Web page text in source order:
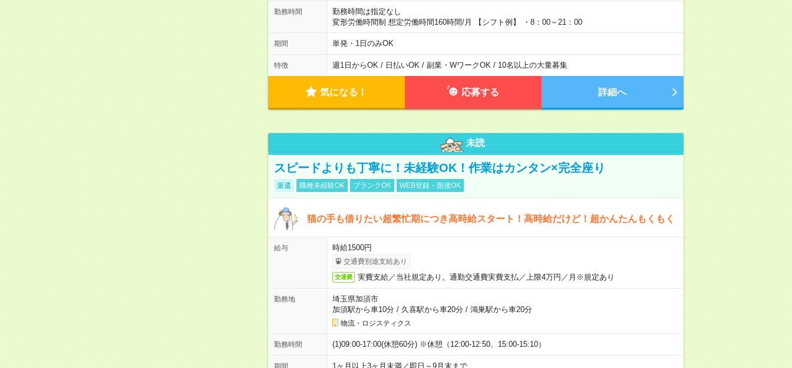
勤務時間
勤務時間は指定なし
変形労働時間制 想定労働時間160時間/月 【シフト例】 ・8：00～21：00
期間 単発・1日のみOK
特徴 週1日からOK / 日払いOK / 副業・WワークOK / 10名以上の大量募集
気になる！ 応募する 詳細へ
未読
スピードよりも丁寧に！未経験OK！作業はカンタン×完全座り
派遣 職種未経験OK ブランクOK WEB登録・面接OK
猫の手も借りたい超繁忙期につき高時給スタート！高時給だけど！超かんたんもくもく
給与 時給1500円
交通費別途支給あり
交通費 実費支給／当社規定あり。通勤交通費実費支払／上限4万円／月※規定あり
勤務地
埼玉県加須市
加須駅から車10分/ 久喜駅から車20分/ 鴻巣駅から車20分
物流・ロジスティクス
勤務時間 (1)09:00-17:00(休憩60分) ※休憩（12:00-12:50、15:00-15:10）
期間 1ヶ月以上3ヶ月未満／即日～9月末まで